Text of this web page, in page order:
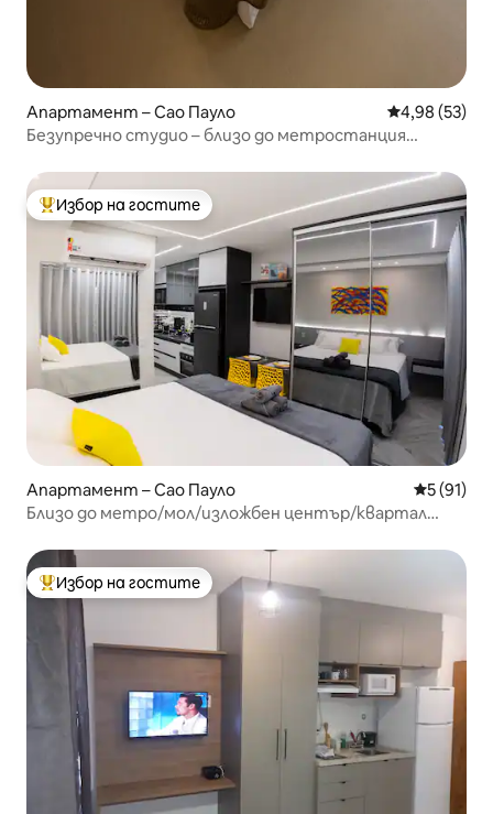
Апартамент – Сао Пауло Средна
4,98 (53)
Безупречно студио – близо до метростанция
Най-популярен избор на гостите
Избор на гостите
Апартамент – Сао Пауло Средна
5 (91)
Близо до метро/мол/изложбен център/квартал
Най-популярен избор на гостите
Избор на гостите